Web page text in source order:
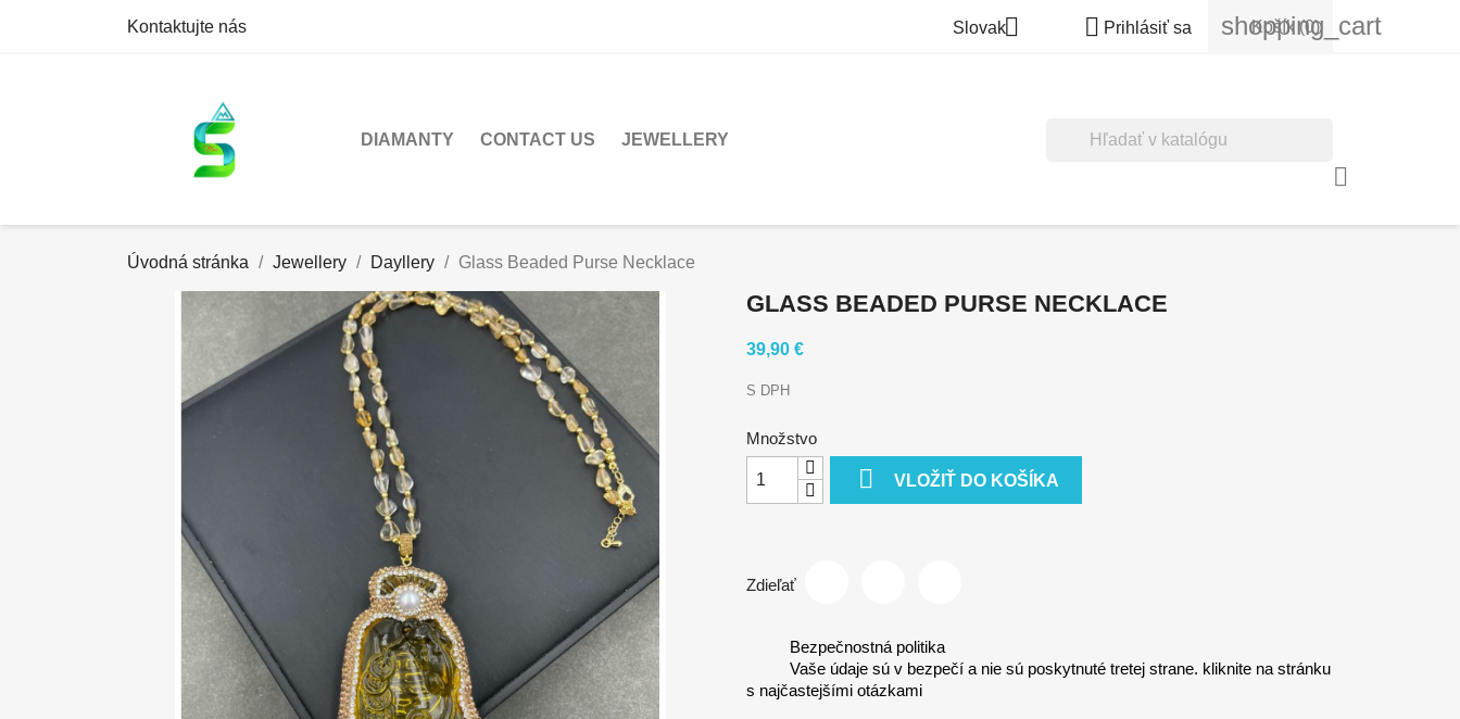
Kontaktujte nás Slovak  Prihlásiť sa shopping_cart
Košík (0)
DIAMANTY CONTACT US JEWELLERY

Úvodná stránka Jewellery Dayllery Glass Beaded Purse Necklace
GLASS BEADED PURSE NECKLACE
39,90 €
S DPH
Množstvo
 VLOŽIŤ DO KOŠÍKA
Zdieľať
Bezpečnostná politika
Vaše údaje sú v bezpečí a nie sú poskytnuté tretej strane. kliknite na stránku
s najčastejšími otázkami